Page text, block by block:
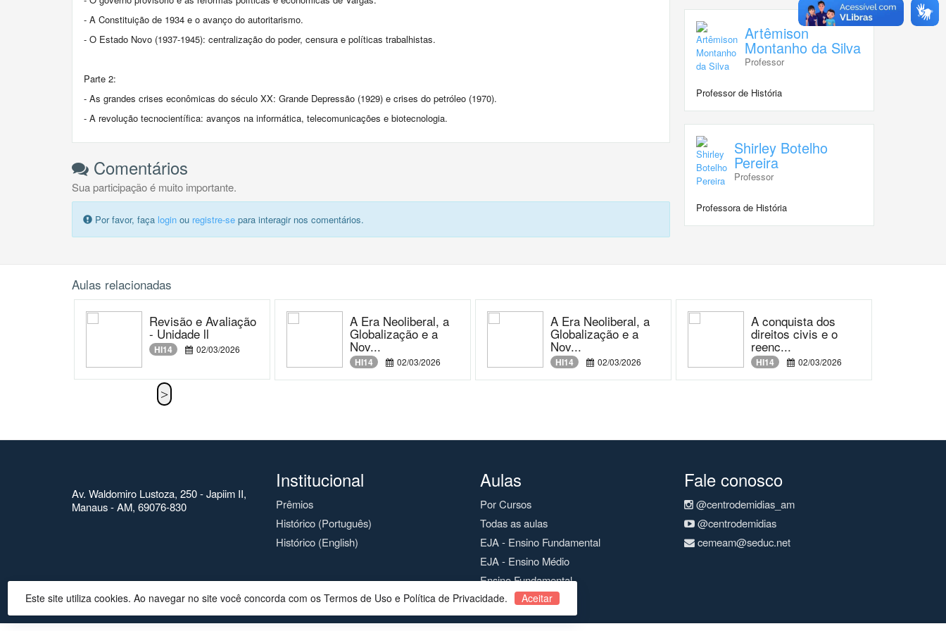
- A Constituição de 1934 e o avanço do autoritarismo.
- O Estado Novo (1937-1945): centralização do poder, censura e políticas trabalhistas.
Parte 2:
- As grandes crises econômicas do século XX: Grande Depressão (1929) e crises do petróleo (1970).
- A revolução tecnocientífica: avanços na informática, telecomunicações e biotecnologia.
Comentários
Sua participação é muito importante.
Por favor, faça login ou registre-se para interagir nos comentários.
Artêmison
Montanho da Silva
Professor
Professor de História
Shirley Botelho
Pereira
Professor
Professora de História
Aulas relacionadas
Revisão e Avaliação
- Unidade ll
HI14 02/03/2026
A Era Neoliberal, a
Globalização e a
Nov...
HI14 02/03/2026
A Era Neoliberal, a
Globalização e a
Nov...
HI14 02/03/2026
A conquista dos
direitos civis e o
reenc...
HI14 02/03/2026
Av. Waldomiro Lustoza, 250 - Japiim II,
Manaus - AM, 69076-830
Institucional
Prêmios
Histórico (Português)
Histórico (English)
Aulas
Por Cursos
Todas as aulas
EJA - Ensino Fundamental
EJA - Ensino Médio
Ensino Fundamental
Ensino Médio
Fale conosco
@centrodemidias_am
@centrodemidias
cemeam@seduc.net
Este site utiliza cookies. Ao navegar no site você concorda com os Termos de Uso e Política de Privacidade. Aceitar